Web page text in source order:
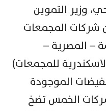
وزير التموين
شركات المجمعات
– ‏المصرية –
للمجمعات)
الموجودة
الخمس ‏تضخ